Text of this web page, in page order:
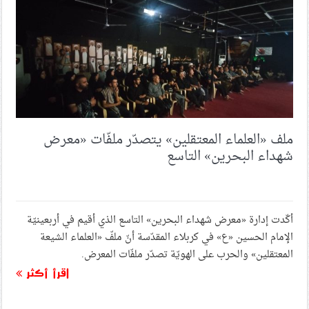
ومكاسب لأنقرة وإسلام آباد
مجلة فورين بوليسي: قصف السعوديّة لمطار صنعاء سوء
تقدير ومخاطره تفوق مكاسبه
تقرير حقوقيّ: المحاكم الصوريّة في السعوديّة أداة لتكريس
القمع وتقويض العدالة
الأورومتوسطي: الاحتلال ينقل ركام غزّة لطمس أدلّة الإبادة
تقرير صهيونيّ: الحرب تستنزف جيش الاحتلال بإصابة 9
آلاف جندي وتصاعد الأزمات النفسيّة
نخب دينيّة وثقافيّة تعرب عن تضامنها مع الشعب البحراني
ملف «العلماء المعتقلين» يتصدّر ملفّات «معرض
شهداء البحرين» التاسع
أكّدت إدارة «معرض شهداء البحرين» التاسع الذي أقيم في أربعينيّة
الإمام الحسين «ع» في كربلاء المقدّسة أنّ ملفّ «العلماء الشيعة
المعتقلين» والحرب على الهويّة تصدّر ملفّات المعرض.
اقرأ أكثر